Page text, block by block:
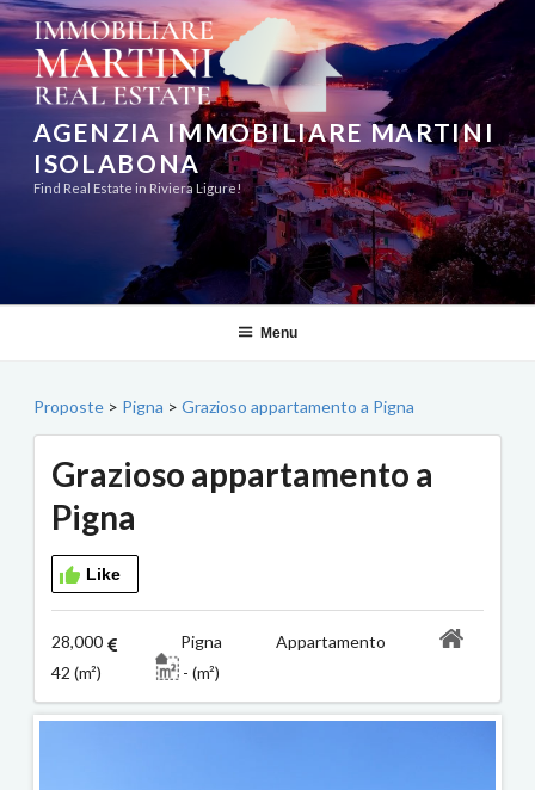
Salta
al
contenuto
AGENZIA IMMOBILIARE MARTINI
ISOLABONA
Find Real Estate in Riviera Ligure!
Menu
Proposte > Pigna > Grazioso appartamento a Pigna
Grazioso appartamento a
Pigna
Like
28,000
Pigna Appartamento
42 (m²)
- (m²)